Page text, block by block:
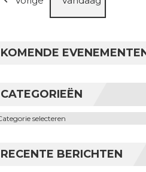
KOMENDE
CATEGORIEËN
RECENTE BERICHTEN